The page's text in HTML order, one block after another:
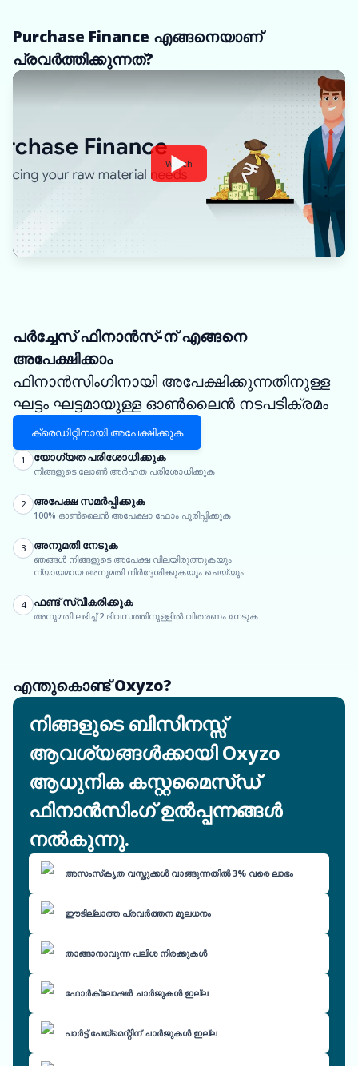
Purchase Finance എങ്ങനെയാണ്
പ്രവർത്തിക്കുന്നത്?
Watch
പർച്ചേസ് ഫിനാൻസ്-ന് എങ്ങനെ
അപേക്ഷിക്കാം
ഫിനാൻസിംഗിനായി അപേക്ഷിക്കുന്നതിനുള്ള
ഘട്ടം ഘട്ടമായുള്ള ഓൺലൈൻ നടപടിക്രമം
ക്രെഡിറ്റിനായി അപേക്ഷിക്കുക
1 യോഗ്യത പരിശോധിക്കുക
നിങ്ങളുടെ ലോൺ അർഹത പരിശോധിക്കുക
2 അപേക്ഷ സമർപ്പിക്കുക
100% ഓൺലൈൻ അപേക്ഷാ ഫോം പൂരിപ്പിക്കുക
3 അനുമതി നേടുക
ഞങ്ങൾ നിങ്ങളുടെ അപേക്ഷ വിലയിരുത്തുകയും
ന്യായമായ അനുമതി നിർദ്ദേശിക്കുകയും ചെയ്യും
4 ഫണ്ട് സ്വീകരിക്കുക
അനുമതി ലഭിച്ച് 2 ദിവസത്തിനുള്ളിൽ വിതരണം നേടുക
എന്തുകൊണ്ട് Oxyzo?
നിങ്ങളുടെ ബിസിനസ്സ്
ആവശ്യങ്ങൾക്കായി Oxyzo
ആധുനിക കസ്റ്റമൈസ്ഡ്
ഫിനാൻസിംഗ് ഉൽപ്പന്നങ്ങൾ
നൽകുന്നു.
അസംസ്‌കൃത വസ്തുക്കൾ വാങ്ങുന്നതിൽ 3% വരെ ലാഭം
ഈടില്ലാത്ത പ്രവർത്തന മൂലധനം
താങ്ങാനാവുന്ന പലിശ നിരക്കുകൾ
ഫോർക്ലോഷർ ചാർജുകൾ ഇല്ല
പാർട്ട് പേയ്‌മെന്റിന് ചാർജുകൾ ഇല്ല